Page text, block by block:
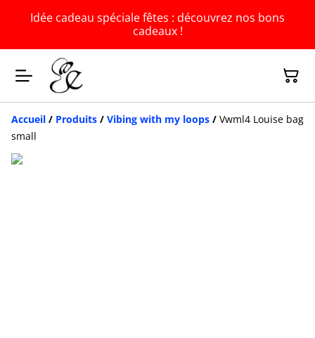
Idée cadeau spéciale fêtes : découvrez nos bons
cadeaux !
Accueil / Produits / Vibing with my loops / Vwml4 Louise bag
small